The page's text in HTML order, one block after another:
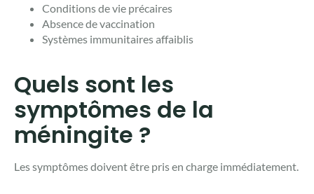
Conditions de vie précaires
Absence de vaccination
Systèmes immunitaires affaiblis
Quels sont les
symptômes de la
méningite ?
Les symptômes doivent être pris en charge immédiatement.